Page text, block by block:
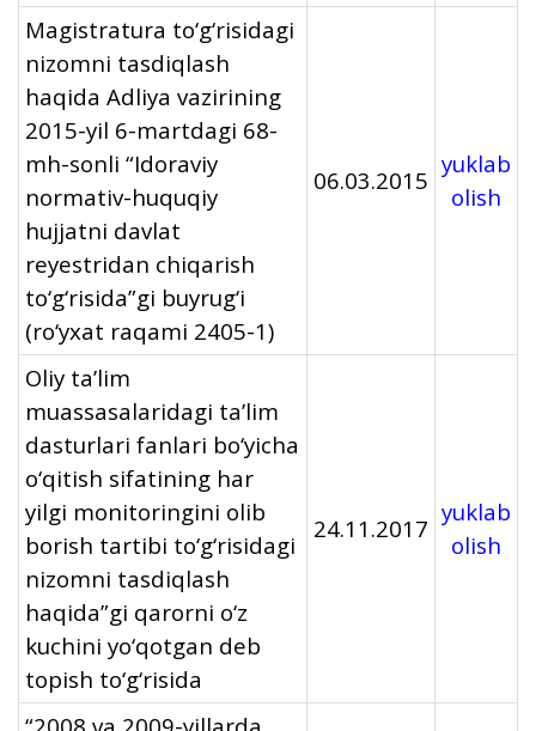
Magistratura to‘g‘risidagi
nizomni tasdiqlash
haqida Adliya vazirining
2015-yil 6-martdagi 68-
mh-sonli “Idoraviy
normativ-huquqiy
hujjatni davlat
reyestridan chiqarish
to‘g‘risida”gi buyrug‘i
(ro‘yxat raqami 2405-1)
06.03.2015
yuklab
olish
Oliy ta’lim
muassasalaridagi ta’lim
dasturlari fanlari bo‘yicha
o‘qitish sifatining har
yilgi monitoringini olib
borish tartibi to‘g‘risidagi
nizomni tasdiqlash
haqida”gi qarorni o‘z
kuchini yo‘qotgan dеb
topish to‘g‘risida
24.11.2017
yuklab
olish